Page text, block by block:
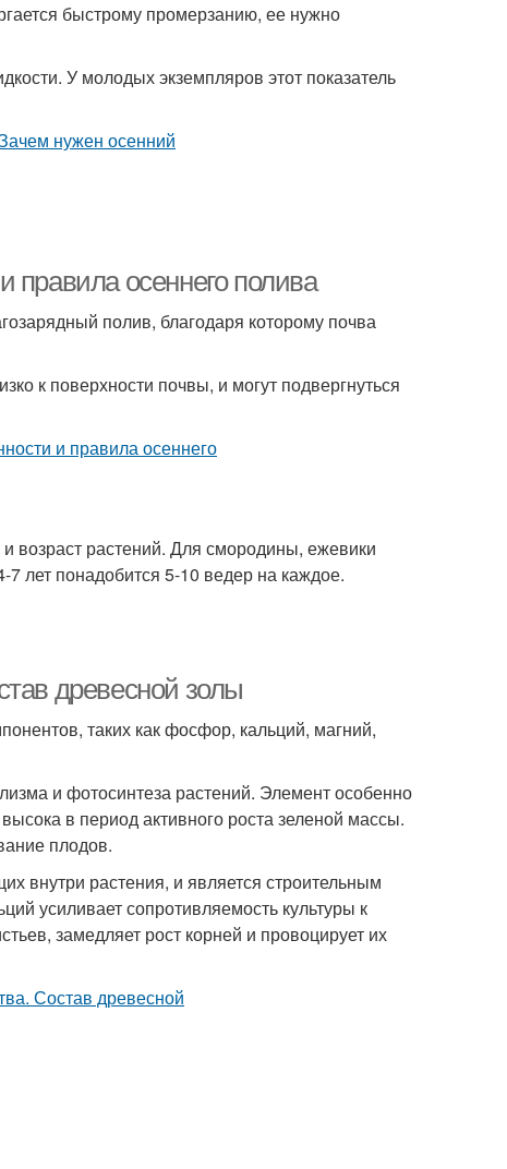
быстрому промерзанию, ее нужно
У молодых экземпляров этот показатель
правила осеннего полива
полив, благодаря которому почва
к поверхности почвы, и могут подвергнуться
возраст растений. Для смородины, ежевики
лет понадобится 5-10 ведер на каждое.
древесной золы
таких как фосфор, кальций, магний,
и фотосинтеза растений. Элемент особенно
в период активного роста зеленой массы.
плодов.
внутри растения, и является строительным
усиливает сопротивляемость культуры к
замедляет рост корней и провоцирует их